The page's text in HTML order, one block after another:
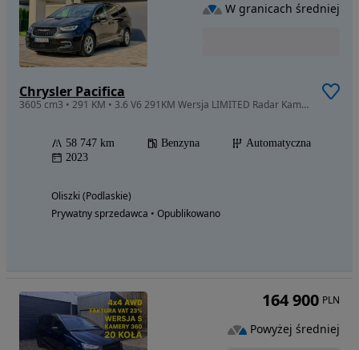
Chrysler Pacifica
3605 cm3 • 291 KM • 3.6 V6 291KM Wersja LIMITED Radar Kamera Full Led Navi 2023R
58 747 km Benzyna
Automatyczna
2023
Oliszki (Podlaskie)
Prywatny sprzedawca • Opublikowano
W granicach średniej
164 900 PLN
Powyżej średniej